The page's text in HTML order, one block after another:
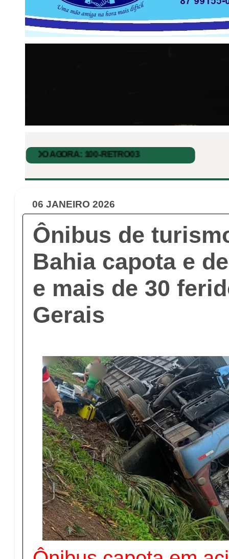
06 JANEIRO 2026
Ônibus de
Bahia capota e
e mais de 30
Gerais